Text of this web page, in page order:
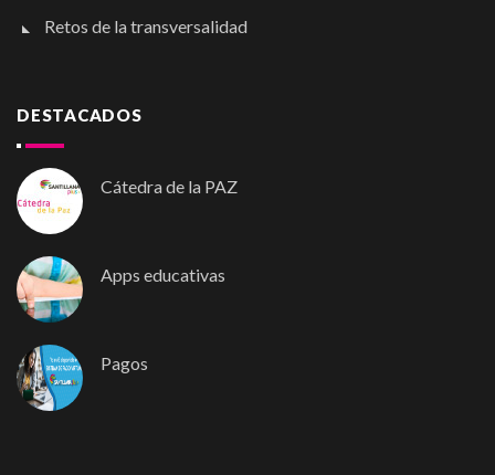
Retos de la transversalidad
DESTACADOS
Cátedra de la PAZ
Apps educativas
Pagos